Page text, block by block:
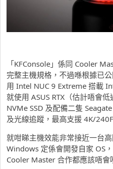
「KFConsole」係同 Cooler
完整主機規格，不過喺根據已
用 Intel NUC 9 Extreme 搭載
就使用 ASUS RTX（估計唔會
NVMe SSD 及配備二隻
及光線追蹤，最高支援 4K/
就咁睇主機效能非常接近一台
Windows 定係會開發自家 OS
Cooler Master 合作都應該唔會